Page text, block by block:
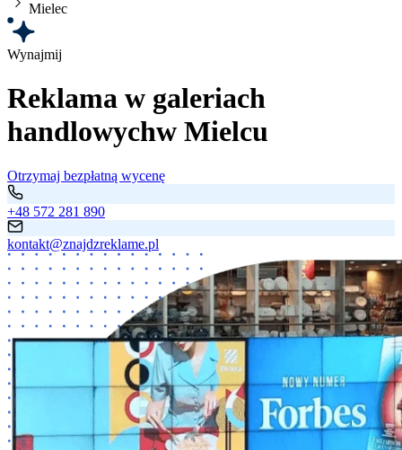
Mielec
Wynajmij
Reklama w galeriach
handlowychw Mielcu
Otrzymaj bezpłatną wycenę
+48 572 281 890
kontakt@znajdzreklame.pl